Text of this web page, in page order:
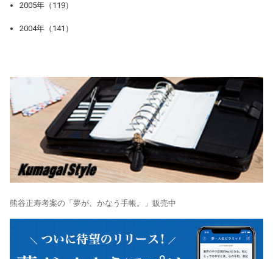
2005年（119）
2004年（141）
熊谷正寿考案の「夢が、かなう手帳。」販売中